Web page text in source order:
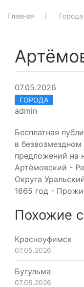
Главная Города
07.05.2026
ГОРОДА
admin
Бесплатная
в
предложений на
Артёмовский -
Округа
1665 год -
Похожие
Красноуфимск
07.05.2026
Бугульма
07.05.2026